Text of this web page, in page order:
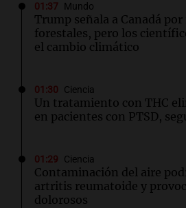
01:37 Mundo
Trump señala a Canadá
forestales, pero los
el cambio climático
01:30 Ciencia
Un tratamiento con THC
en pacientes con PTSD,
01:29 Ciencia
Contaminación del aire
artritis reumatoide y
dolorosos